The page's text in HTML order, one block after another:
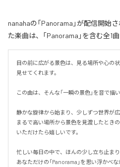
nanahaの「Panorama」が配信開始
た楽曲は、「Panorama」を含む全1
目の前に広がる景色は、見る場所や心の
見せてくれます。
この曲は、そんな「一瞬の景色」を音で描
静かな旋律から始まり、少しずつ世界が
まるで高い場所から景色を見渡したとき
いただけたら嬉しいです。
忙しい毎日の中で、ほんの少し立ち止まり
あなただけの「Panorama」を思い浮かべ